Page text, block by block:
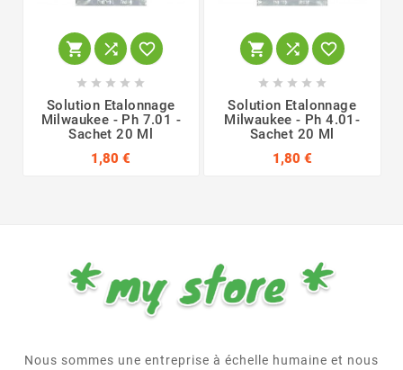
  
    
Solution Etalonnage
Milwaukee - Ph 7.01 -
Sachet 20 Ml
1,80 €
  
    
Solution Etalonnage
Milwaukee - Ph 4.01-
Sachet 20 Ml
1,80 €
Nous sommes une entreprise à échelle humaine et nous